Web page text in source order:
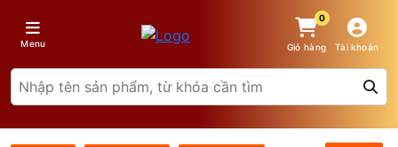
Menu
0
Giỏ hàng Tài khoản